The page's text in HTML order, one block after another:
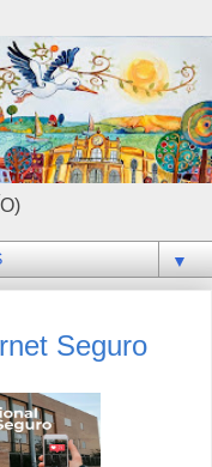
▼
Seguro